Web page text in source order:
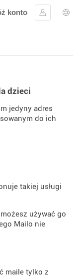
konto
Zaloguj się
dzieci
jedyny adres
do ich
takiej usługi
używać go
Mailo nie
maile tylko z